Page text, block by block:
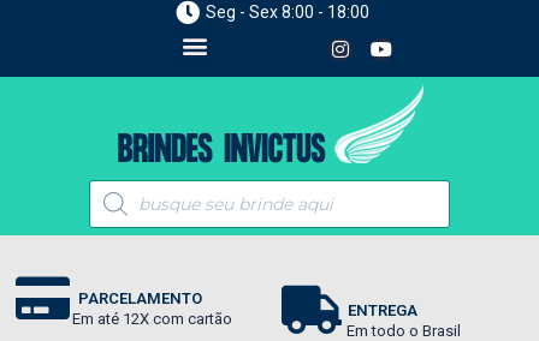
Seg - Sex 8:00 - 18:00
PARCELAMENTO
Em até 12X com cartão
ENTREGA
Em todo o Brasil